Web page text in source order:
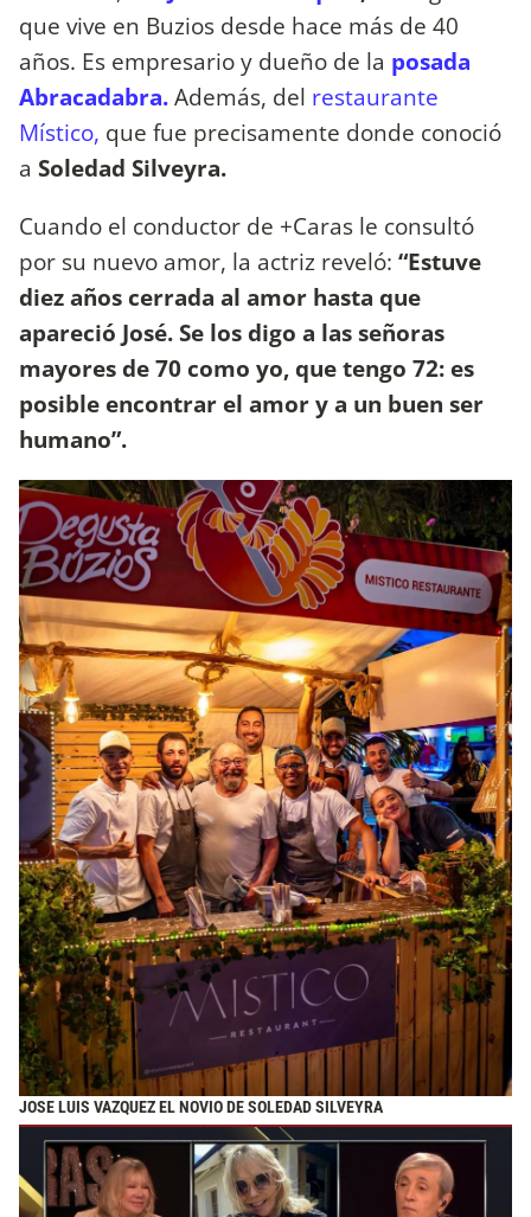
que vive en Buzios desde hace más de 40
años. Es empresario y dueño de la posada
Abracadabra.Además, del restaurante
Místico, que fue precisamente donde conoció
a Soledad Silveyra.
Cuando el conductor de +Caras le consultó
por su nuevo amor, la actriz reveló: “Estuve
diez años cerrada al amor hasta que
apareció José. Se los digo a las señoras
mayores de 70 como yo, que tengo 72: es
posible encontrar el amor y a un buen ser
humano”.
JOSE LUIS VAZQUEZ EL NOVIO DE SOLEDAD SILVEYRA